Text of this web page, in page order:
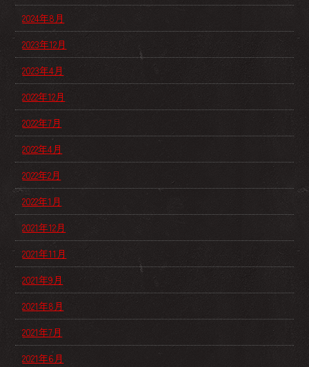
2024年8月
2023年12月
2023年4月
2022年12月
2022年7月
2022年4月
2022年2月
2022年1月
2021年12月
2021年11月
2021年9月
2021年8月
2021年7月
2021年6月